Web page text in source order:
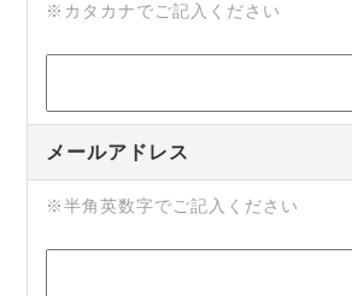
※カタカナでご記入ください
メールアドレス
※半角英数字でご記入ください